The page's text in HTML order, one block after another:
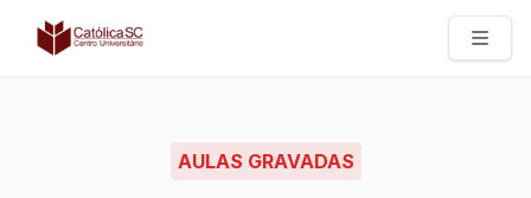
Católica SC | Experts
AULAS GRAVADAS